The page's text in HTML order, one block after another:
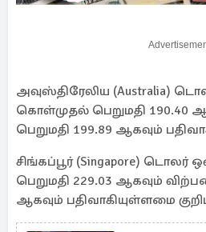
அவுஸ்திரேலிய (Australia)
கொள்முதல் பெறுமதி 190.40
பெறுமதி 199.89 ஆகவும்
சிங்கப்பூர் (Singapore)
பெறுமதி 229.03 ஆகவும்
ஆகவும் பதிவாகியுள்ளமை